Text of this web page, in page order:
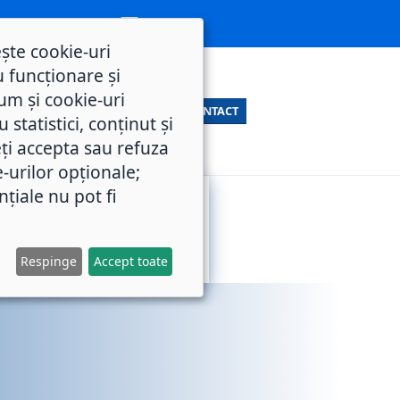
CONTACT
cookie-uri
funcționare și
și cookie-uri
statistici, conținut și
accepta sau refuza
urilor opționale;
nu pot fi
Respinge Accept toate